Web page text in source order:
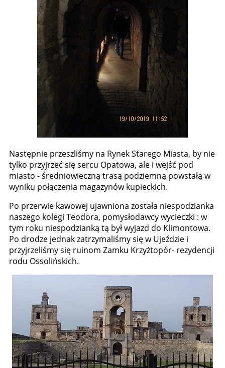
Następnie przeszliśmy na Rynek Starego Miasta, by nie
tylko przyjrzeć się sercu Opatowa, ale i wejść pod
miasto - średniowieczną trasą podziemną powstałą w
wyniku połączenia magazynów kupieckich.
Po przerwie kawowej ujawniona została niespodzianka
naszego kolegi Teodora, pomysłodawcy wycieczki : w
tym roku niespodzianką tą był wyjazd do Klimontowa.
Po drodze jednak zatrzymaliśmy się w Ujeździe i
przyjrzeliśmy się ruinom Zamku Krzyżtopór- rezydencji
rodu Ossolińskich.